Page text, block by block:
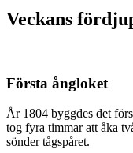
Veckans
Första ångloket
År 1804 byggdes det
tog fyra timmar att åka
sönder tågspåret.